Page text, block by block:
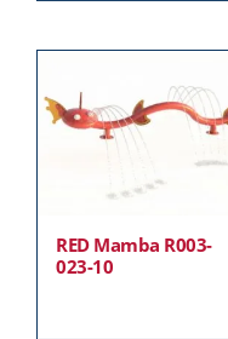
RED Mamba R003-
023-10